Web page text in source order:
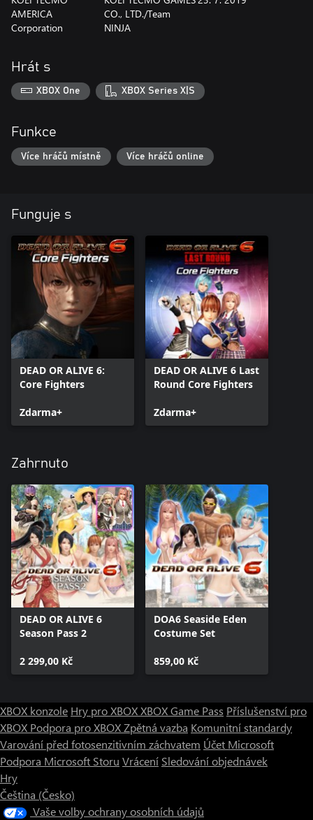
AMERICA
Corporation
CO., LTD./Team
NINJA
Hrát s
XBOX One XBOX Series X|S
Funkce
Více hráčů místně Více hráčů online
Funguje s
DEAD OR ALIVE 6:
Core Fighters
Zdarma+
DEAD OR ALIVE 6 Last
Round Core Fighters
Zdarma+
Zahrnuto
DEAD OR ALIVE 6
Season Pass 2
2 299,00 Kč
DOA6 Seaside Eden
Costume Set
859,00 Kč
XBOX konzole Hry pro XBOXXBOX Game Pass Příslušenství pro
XBOX Podpora pro XBOXZpětná vazba Komunitní standardy
Varování před fotosenzitivním záchvatem Účet Microsoft
Podpora Microsoft Storu Vrácení Sledování objednávek
Hry
Čeština (Česko)
Vaše volby ochrany osobních údajů